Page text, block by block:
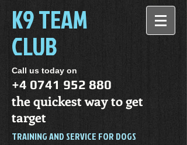
K9 TEAM
CLUB
Call us today on
+4 0741 952 880
the quickest way to get
target
TRAINING AND SERVICE FOR DOGS